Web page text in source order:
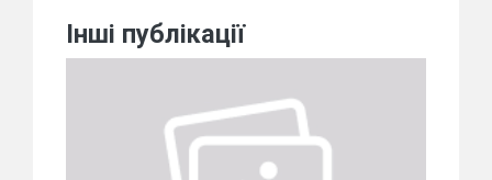
Інші публікації